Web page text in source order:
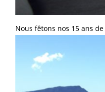
Nous fêtons nos 15 ans